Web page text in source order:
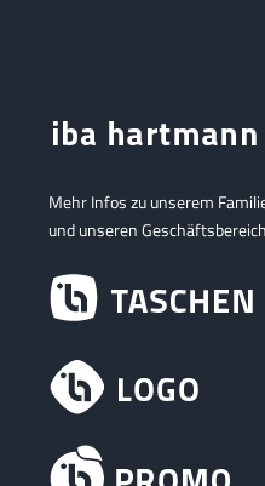
Mehr Infos zu unserem
und unseren